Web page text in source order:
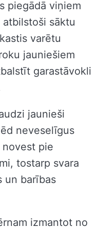
piegādā viņiem
sāktu
varētu
jauniešiem
garastāvokli
jaunieši
neveselīgus
novest pie
tostarp svara
un barības
izmantot no